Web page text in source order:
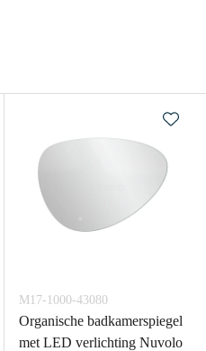
M17-1000-43080
Organische badkamerspiegel
met LED verlichting Nuvolo